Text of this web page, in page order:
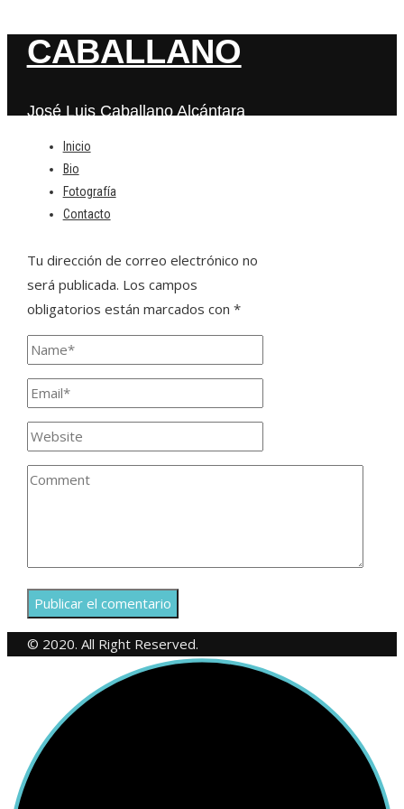
CABALLANO
José Luis Caballano Alcántara
Inicio
Bio
Fotografía
Contacto
Deja una respuesta
Tu dirección de correo electrónico no
será publicada. Los campos
obligatorios están marcados con *
© 2020. All Right Reserved.